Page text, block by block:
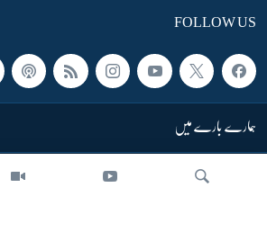
FOLLOW US
ہمارے بارے میں